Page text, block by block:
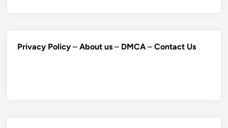
Privacy Policy – About us – DMCA– Contact Us